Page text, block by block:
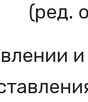
(ред.